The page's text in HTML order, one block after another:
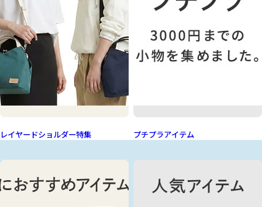
レイヤードショルダー特集 プチプラアイテム